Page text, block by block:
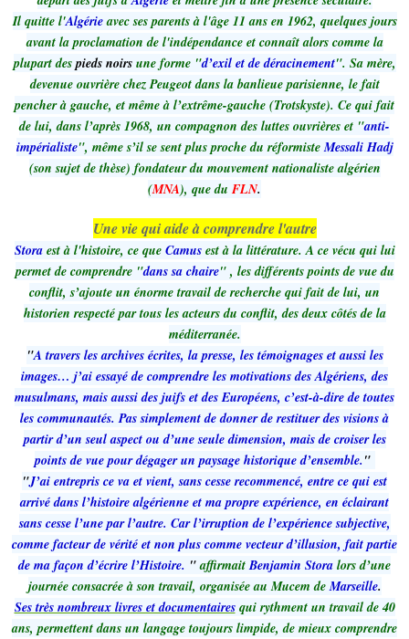
Il quitte l'Algérieavec ses parents à l'âge 11 ans en 1962, quelques jours
avant la proclamation de l'indépendance et connaît alors comme la
plupart despieds noirs une forme "d’exil et de déracinement". Sa mère,
devenue ouvrière chez Peugeot dans la banlieue parisienne, le fait
pencher à gauche, et même à l’extrême-gauche (Trotskyste). Ce qui fait
de lui, dans l’après 1968, un compagnon des luttes ouvrières et "anti-
impérialiste", même s’il se sent plus proche du réformisteMessali Hadj
(son sujet de thèse) fondateur du mouvement nationaliste algérien
(MNA), que du FLN.
Une vie qui aide à comprendre l'autre
Stora est à l'histoire, ce que Camus est à la littérature. A ce vécu qui lui
permet de comprendre "dans sa chaire" , les différents points de vue du
conflit, s’ajoute un énorme travail de recherche qui fait de lui, un
historien respecté par tous les acteurs du conflit, des deux côtés de la
méditerranée.
"A travers les archives écrites, la presse, les témoignages et aussi les
images… j’ai essayé de comprendre les motivations des Algériens, des
musulmans, mais aussi des juifs et des Européens, c’est-à-dire de toutes
les communautés. Pas simplement de donner de restituer des visions à
partir d’un seul aspect ou d’une seule dimension, mais de croiser les
points de vue pour dégager un paysage historique d’ensemble. "
"J’ai entrepris ce va et vient, sans cesse recommencé, entre ce qui est
arrivé dans l’histoire algérienne et ma propre expérience, en éclairant
sans cesse l’une par l’autre. Car l’irruption de l’expérience subjective,
comme facteur de vérité et non plus comme vecteur d’illusion, fait partie
de ma façon d’écrire l’Histoire. "affirmait Benjamin Stora lors d’une
journée consacrée à son travail, organisée au Mucem de Marseille.
Ses très nombreux livres et documentaires qui rythment un travail de 40
ans, permettent dans un langage toujours limpide, de mieux comprendre